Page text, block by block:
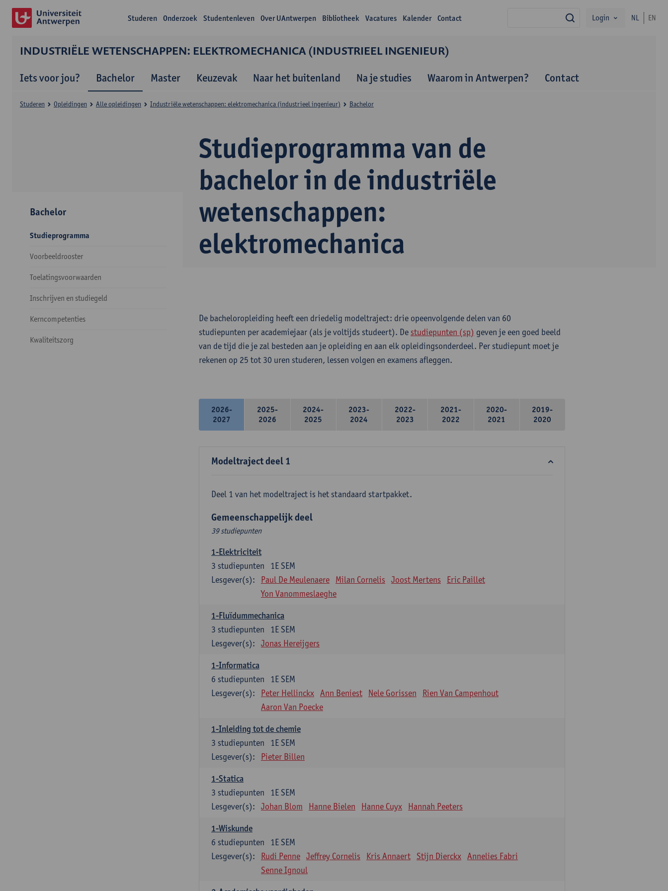
Studeren Onderzoek Studentenleven Over UAntwerpen Bibliotheek Vacatures Kalender Contact zoekLogin NL EN
INDUSTRIËLE WETENSCHAPPEN: ELEKTROMECHANICA (INDUSTRIEEL INGENIEUR)
Iets voor jou? Bachelor Master Keuzevak Naar het buitenland Na je studies Waarom in Antwerpen? Contact
Studieprogramma van de
bachelor in de industriële
wetenschappen:
elektromechanica
Studeren Opleidingen Alle opleidingen Industriële wetenschappen: elektromechanica (industrieel ingenieur) Bachelor
Bachelor
Studieprogramma
Voorbeeldrooster
Toelatingsvoorwaarden
Inschrijven en studiegeld
Kerncompetenties
Kwaliteitszorg
De bacheloropleiding heeft een driedelig modeltraject: drie opeenvolgende delen van 60
studiepunten per academiejaar (als je voltijds studeert). De studiepunten (sp) geven je een goed beeld
van de tijd die je zal besteden aan je opleiding en aan elk opleidingsonderdeel. Per studiepunt moet je
rekenen op 25 tot 30 uren studeren, lessen volgen en examens afleggen.
2026-
2027
2025-
2026
2024-
2025
2023-
2024
2022-
2023
2021-
2022
2020-
2021
2019-
2020
Modeltraject deel 1
Deel 1 van het modeltraject is het standaard startpakket.
Gemeenschappelijk deel
39 studiepunten
1-Elektriciteit
1E SEM
3 studiepunten
Lesgever(s):
Paul De Meulenaere Milan Cornelis Joost Mertens
Eric Paillet
Yon Vanommeslaeghe
1-Fluïdummechanica
1E SEM
3 studiepunten
Lesgever(s):
Jonas Hereijgers
1-Informatica
1E SEM
6 studiepunten
Lesgever(s):
Peter Hellinckx Ann Beniest Nele Gorissen
Rien Van Campenhout
Aaron Van Poecke
1-Inleiding tot de chemie
1E SEM
3 studiepunten
Lesgever(s):
Pieter Billen
1-Statica
1E SEM
3 studiepunten
Lesgever(s):
Johan Blom Hanne Bielen Hanne Cuyx Hannah Peeters
1-Wiskunde
1E SEM
6 studiepunten
Lesgever(s):
Rudi Penne Jeffrey Cornelis Kris Annaert Stijn Dierckx Annelies Fabri
Senne Ignoul